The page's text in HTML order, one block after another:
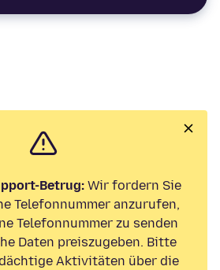
Betrug: Wir fordern Sie
Telefonnummer anzurufen,
Telefonnummer zu senden
Daten preiszugeben. Bitte
Aktivitäten über die